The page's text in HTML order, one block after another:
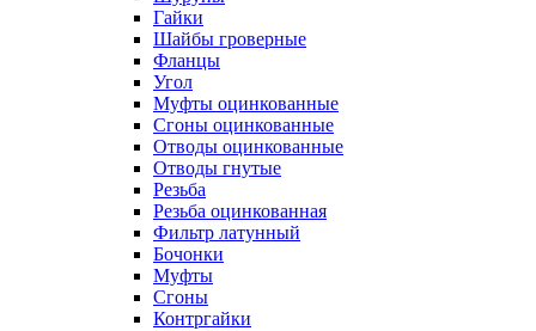
Гайки
Шайбы гроверные
Фланцы
Угол
Муфты оцинкованные
Сгоны оцинкованные
Отводы оцинкованные
Отводы гнутые
Резьба
Резьба оцинкованная
Фильтр латунный
Бочонки
Муфты
Сгоны
Контргайки